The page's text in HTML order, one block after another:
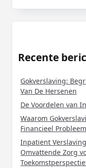
Recente
Gokverslaving:
Van De Hersenen
De Voordelen van
Waarom
Financieel Probleem
Inpatient
Omvattende Zorg